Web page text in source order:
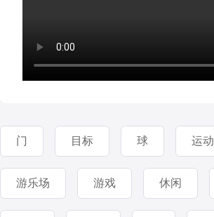
门 目标 球 运动
游乐场 游戏 休闲